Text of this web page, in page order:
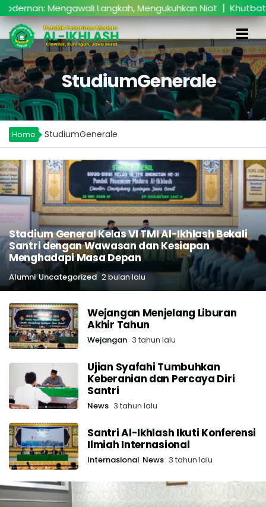
Mengawali Langkah, Mengukuhkan Niat|Khutbatul
StudiumGenerale
Home StudiumGenerale
Stadium General Kelas VI TMI Al-Ikhlash Bekali
Santri dengan Wawasan dan Kesiapan
Menghadapi Masa Depan
Alumni Uncategorized 2 bulan lalu
Wejangan Menjelang Liburan
Akhir Tahun
Wejangan 3 tahun lalu
Ujian Syafahi Tumbuhkan
Keberanian dan Percaya Diri
Santri
News 3 tahun lalu
Santri Al-Ikhlash Ikuti Konferensi
Ilmiah Internasional
Internasional News 3 tahun lalu